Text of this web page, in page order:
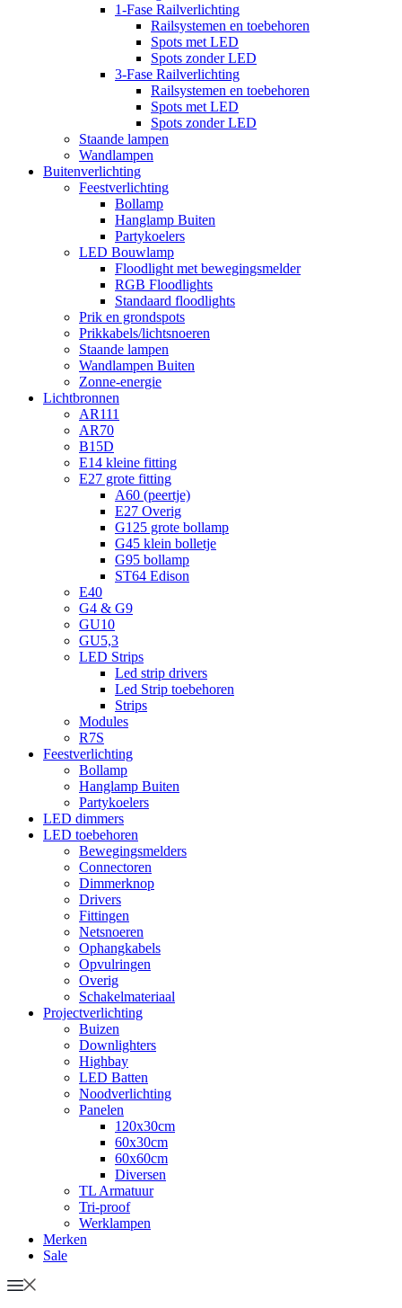
1-Fase Railverlichting
Railsystemen en toebehoren
Spots met LED
Spots zonder LED
3-Fase Railverlichting
Railsystemen en toebehoren
Spots met LED
Spots zonder LED
Staande lampen
Wandlampen
Buitenverlichting
Feestverlichting
Bollamp
Hanglamp Buiten
Partykoelers
LED Bouwlamp
Floodlight met bewegingsmelder
RGB Floodlights
Standaard floodlights
Prik en grondspots
Prikkabels/lichtsnoeren
Staande lampen
Wandlampen Buiten
Zonne-energie
Lichtbronnen
AR111
AR70
B15D
E14 kleine fitting
E27 grote fitting
A60 (peertje)
E27 Overig
G125 grote bollamp
G45 klein bolletje
G95 bollamp
ST64 Edison
E40
G4 & G9
GU10
GU5,3
LED Strips
Led strip drivers
Led Strip toebehoren
Strips
Modules
R7S
Feestverlichting
Bollamp
Hanglamp Buiten
Partykoelers
LED dimmers
LED toebehoren
Bewegingsmelders
Connectoren
Dimmerknop
Drivers
Fittingen
Netsnoeren
Ophangkabels
Opvulringen
Overig
Schakelmateriaal
Projectverlichting
Buizen
Downlighters
Highbay
LED Batten
Noodverlichting
Panelen
120x30cm
60x30cm
60x60cm
Diversen
TL Armatuur
Tri-proof
Werklampen
Merken
Sale